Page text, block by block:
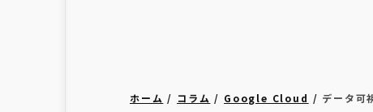
ホーム コラム Google Cloud データ可